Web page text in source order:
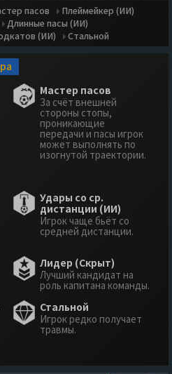
пасов
Плеймейкер (ИИ)
Длинные пасы (ИИ)
(ИИ) Стальной
Мастер пасов
За счёт внешней
стороны стопы,
проникающие
передачи и пасы игрок
может выполнять по
изогнутой траектории.
Удары со ср.
дистанции (ИИ)
Игрок чаще бьёт со
средней дистанции.
Лидер (Скрыт)
Лучший кандидат на
роль капитана команды.
Стальной
Игрок редко получает
травмы.